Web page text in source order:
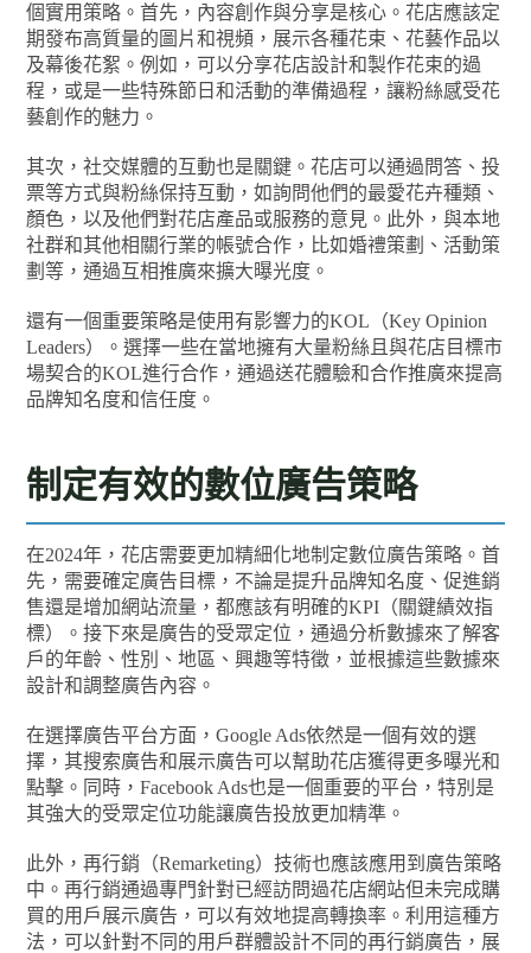
個實用策略。首先，內容創作與分享是核心。花店應該定
期發布高質量的圖片和視頻，展示各種花束、花藝作品以
及幕後花絮。例如，可以分享花店設計和製作花束的過
程，或是一些特殊節日和活動的準備過程，讓粉絲感受花
藝創作的魅力。
其次，社交媒體的互動也是關鍵。花店可以通過問答、投
票等方式與粉絲保持互動，如詢問他們的最愛花卉種類、
顏色，以及他們對花店產品或服務的意見。此外，與本地
社群和其他相關行業的帳號合作，比如婚禮策劃、活動策
劃等，通過互相推廣來擴大曝光度。
還有一個重要策略是使用有影響力的KOL（Key Opinion
Leaders）。選擇一些在當地擁有大量粉絲且與花店目標市
場契合的KOL進行合作，通過送花體驗和合作推廣來提高
品牌知名度和信任度。
制定有效的數位廣告策略
在2024年，花店需要更加精細化地制定數位廣告策略。首
先，需要確定廣告目標，不論是提升品牌知名度、促進銷
售還是增加網站流量，都應該有明確的KPI（關鍵績效指
標）。接下來是廣告的受眾定位，通過分析數據來了解客
戶的年齡、性別、地區、興趣等特徵，並根據這些數據來
設計和調整廣告內容。
在選擇廣告平台方面，Google Ads依然是一個有效的選
擇，其搜索廣告和展示廣告可以幫助花店獲得更多曝光和
點擊。同時，Facebook Ads也是一個重要的平台，特別是
其強大的受眾定位功能讓廣告投放更加精準。
此外，再行銷（Remarketing）技術也應該應用到廣告策略
中。再行銷通過專門針對已經訪問過花店網站但未完成購
買的用戶展示廣告，可以有效地提高轉換率。利用這種方
法，可以針對不同的用戶群體設計不同的再行銷廣告，展